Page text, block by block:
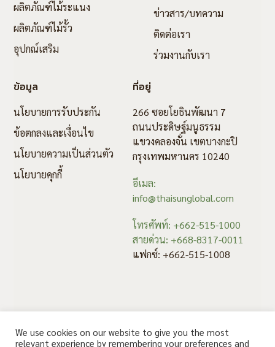
ผลิตภัณฑ์ไม้ระแนง
ผลิตภัณฑ์ไม้รั้ว
อุปกณ์เสริม
ข่าวสาร/บทความ
ติดต่อเรา
ร่วมงานกับเรา
ข้อมูล
นโยบายการรับประกัน
ข้อตกลงและเงื่อนไข
นโยบายความเป็นส่วนตัว
นโยบายคุกกี้
ที่อยู่
266 ซอยโยธินพัฒนา 7
ถนนประดิษฐ์มนูธรรม
แขวงคลองจั่น เขตบางกะปิ
กรุงเทพมหานคร 10240
อีเมล:
info@thaisunglobal.com
โทรศัพท์: +662-515-1000
สายด่วน: +668-8317-0011
แฟกซ์: +662-515-1008
We use cookies on our website to give you the most
relevant experience by remembering your preferences and